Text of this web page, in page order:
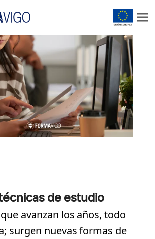
de estudio
avanzan los años, todo
surgen nuevas formas de